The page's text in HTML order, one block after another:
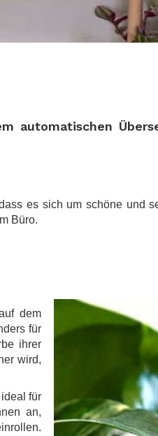
automatischen
es sich um schöne und
Büro.
dem
für
ihrer
wird,
für
an,